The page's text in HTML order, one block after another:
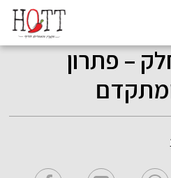
– פתרון
ומתקדם